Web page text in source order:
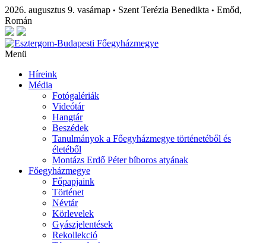
2026. augusztus 9. vasárnap • Szent Terézia Benedikta • Emőd,
Román
Menü
Híreink
Média
Fotógalériák
Videótár
Hangtár
Beszédek
Tanulmányok a Főegyházmegye történetéből és
életéből
Montázs Erdő Péter bíboros atyának
Főegyházmegye
Főpapjaink
Történet
Névtár
Körlevelek
Gyászjelentések
Rekollekció